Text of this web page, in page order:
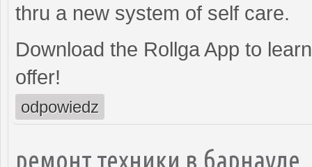
thru a new system of self care.
Download the Rollga App to
offer!
odpowiedz
ремонт техники в барнауле